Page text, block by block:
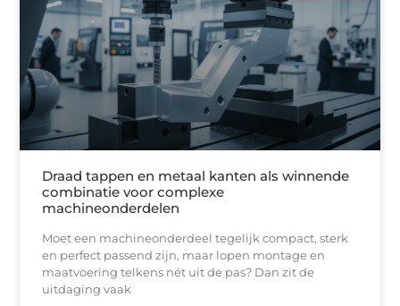
Draad tappen en metaal kanten als winnende
combinatie voor complexe
machineonderdelen
Moet een machineonderdeel tegelijk compact, sterk
en perfect passend zijn, maar lopen montage en
maatvoering telkens nét uit de pas? Dan zit de
uitdaging vaak